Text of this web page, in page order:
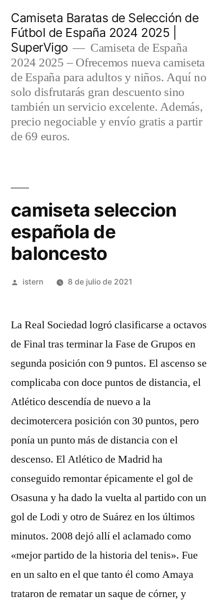
contenido
Camiseta Baratas de Selección de
Fútbol de España 2024 2025 |
SuperVigo
Camiseta de España
2024 2025 – Ofrecemos nueva camiseta
de España para adultos y niños. Aquí no
solo disfrutarás gran descuento sino
también un servicio excelente. Además,
precio negociable y envío gratis a partir
de 69 euros.
camiseta seleccion
española de
baloncesto
Publicado
istern 8 de julio de 2021
La Real Sociedad logró clasificarse a octavos
de Final tras terminar la Fase de Grupos en
segunda posición con 9 puntos. El ascenso se
complicaba con doce puntos de distancia, el
Atlético descendía de nuevo a la
decimotercera posición con 30 puntos, pero
ponía un punto más de distancia con el
descenso. El Atlético de Madrid ha
conseguido remontar épicamente el gol de
Osasuna y ha dado la vuelta al partido con un
gol de Lodi y otro de Suárez en los últimos
minutos. 2008 dejó allí el aclamado como
«mejor partido de la historia del tenis». Fue
en un salto en el que tanto él como Amaya
trataron de rematar un saque de córner, y